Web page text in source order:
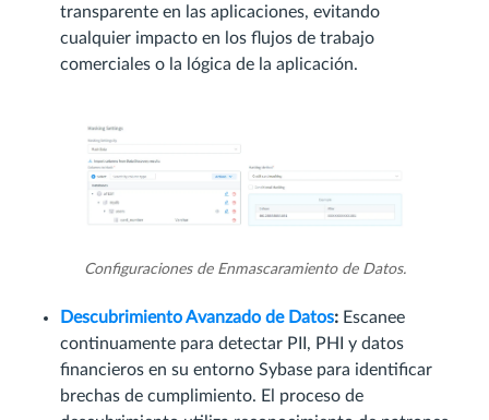
transparente en las aplicaciones, evitando
cualquier impacto en los flujos de trabajo
comerciales o la lógica de la aplicación.
Configuraciones de Enmascaramiento de Datos.
Descubrimiento Avanzado de Datos: Escanee
continuamente para detectar PII, PHI y datos
financieros en su entorno Sybase para identificar
brechas de cumplimiento. El proceso de